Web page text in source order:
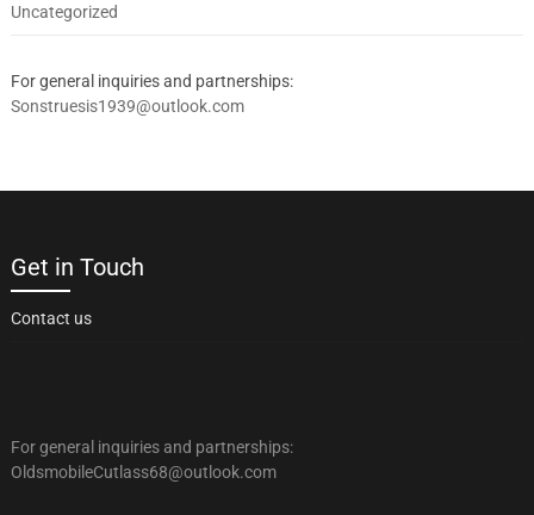
Uncategorized
For general inquiries and partnerships:
Sonstruesis1939@outlook.com
Get in Touch
Contact us
For general inquiries and partnerships:
OldsmobileCutlass68@outlook.com